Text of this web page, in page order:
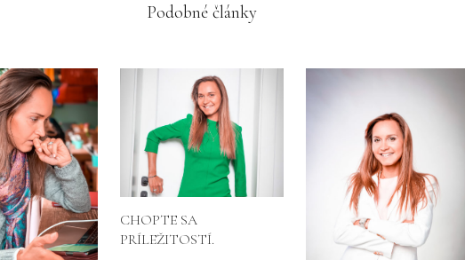
Podobné články
CHOPTE SA
PRÍLEŽITOSTÍ.